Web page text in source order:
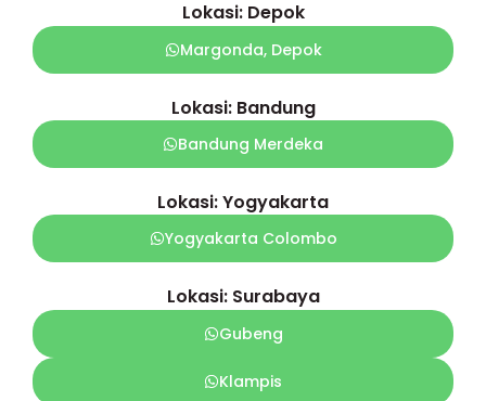
Lokasi: Depok
Margonda, Depok
Lokasi: Bandung
Bandung Merdeka
Lokasi: Yogyakarta
Yogyakarta Colombo
Lokasi: Surabaya
Gubeng
Klampis